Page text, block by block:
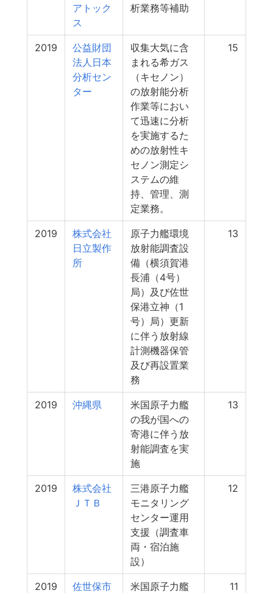
アトック
ス
析業務等補助
2019
公益財団
法人日本
分析セン
ター
収集大気に含
まれる希ガス
（キセノン）
の放射能分析
作業等におい
て迅速に分析
を実施するた
めの放射性キ
セノン測定シ
ステムの維
持、管理、測
定業務。
15
2019
株式会社
日立製作
所
原子力艦環境
放射能調査設
備（横須賀港
長浦（4号）
局）及び佐世
保港立神（1
号）局）更新
に伴う放射線
計測機器保管
及び再設置業
務
13
2019 沖縄県
米国原子力艦
の我が国への
寄港に伴う放
射能調査を実
施
13
2019
株式会社
ＪＴＢ
三港原子力艦
モニタリング
センター運用
支援（調査車
両・宿泊施
設）
12
2019 佐世保市
米国原子力艦
11